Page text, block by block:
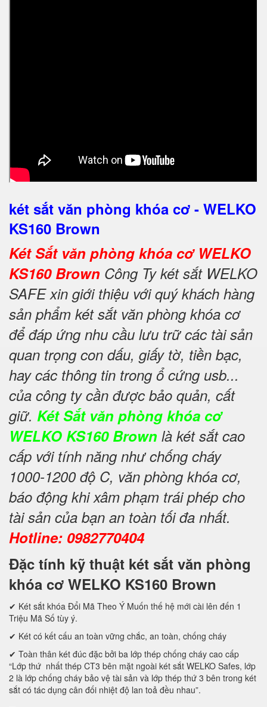
két sắt văn phòng khóa cơ - WELKO
KS160 Brown
Két Sắt văn phòng khóa cơ WELKO
KS160 Brown Công Ty két sắt WELKO
SAFE xin giới thiệu với quý khách hàng
sản phẩm két sắt văn phòng khóa cơ
để đáp ứng nhu cầu lưu trữ các tài sản
quan trọng con dấu, giấy tờ, tiền bạc,
hay các thông tin trong ổ cứng usb...
của công ty cần được bảo quản, cất
giữ. Két Sắt văn phòng khóa cơ
WELKO KS160 Brown là két sắt cao
cấp với tính năng như chống cháy
1000-1200 độ C, văn phòng khóa cơ,
báo động khi xâm phạm trái phép cho
tài sản của bạn an toàn tối đa nhất.
Hotline: 0982770404
Đặc tính kỹ thuật két sắt văn phòng
khóa cơ WELKO KS160 Brown
✔ Két sắt khóa Đổi Mã Theo Ý Muốn thế hệ mới cài lên đến 1
Triệu Mã Số tùy ý.
✔ Két có kết cấu an toàn vững chắc, an toàn, chống cháy
✔ Toàn thân két đúc đặc bởi ba lớp thép chống cháy cao cấp
“Lớp thứ nhất thép CT3 bên mặt ngoài két sắt WELKO Safes, lớp
2 là lớp chống cháy bảo vệ tài sản và lớp thép thứ 3 bên trong két
sắt có tác dụng cân đối nhiệt độ lan toả đều nhau”.